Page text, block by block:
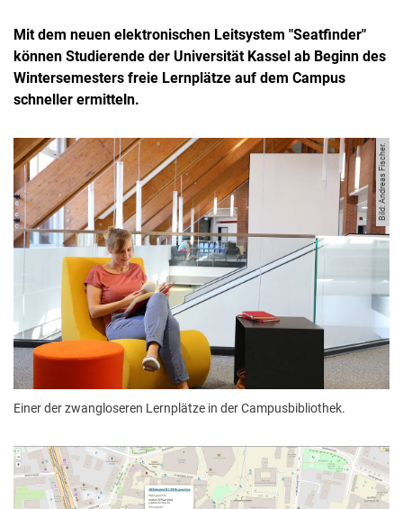
Mit dem neuen elektronischen Leitsystem "Seatfinder"
können Studierende der Universität Kassel ab Beginn des
Wintersemesters freie Lernplätze auf dem Campus
schneller ermitteln.
Bild: Andreas Fischer.
Einer der zwangloseren Lernplätze in der Campusbibliothek.